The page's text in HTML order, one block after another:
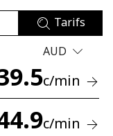
mot de passe créé
Tarifs
AUD
c/min
c/min